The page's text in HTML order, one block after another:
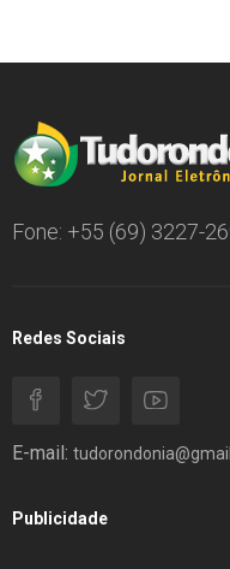
Fone: +55 (69) 3227-
Redes Sociais
E-mail:
Publicidade